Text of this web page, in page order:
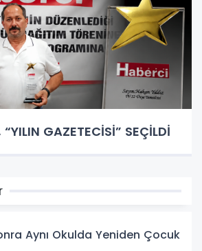
GAZETECİSİ” SEÇİLDİ
Aynı Okulda Yeniden Çocuk